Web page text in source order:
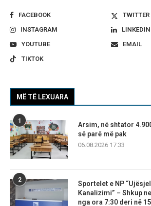
FACEBOOK
TWITTER
INSTAGRAM
LINKEDIN
YOUTUBE
EMAIL
TIKTOK
MË TË LEXUARA
1
Arsim, në shtator
së parë më pak
06.08.2026 17:33
2
Sportelet e NP
Kanalizimi” – Shkup
nga ora 7:30 deri në